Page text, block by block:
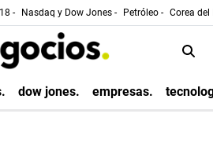
- Nasdaq y Dow Jones - Petróleo - Corea
dow jones. empresas.